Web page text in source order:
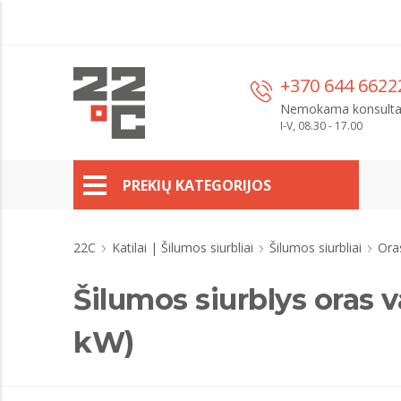
+370 644
Nemokama
I-V, 08.30 - 17.00
PREKIŲ KATEGORIJOS
22C Katilai | Šilumos siurbliai Šilumos siurbliai
Šilumos siurblys oras
kW)